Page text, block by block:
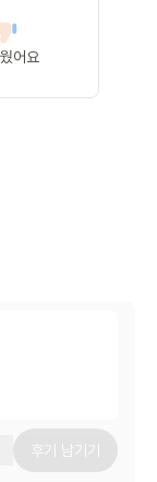
어요
후기 남기기